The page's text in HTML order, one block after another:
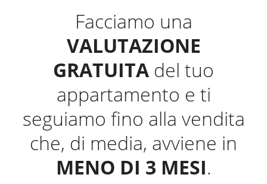
Facciamo una
VALUTAZIONE
GRATUITA del tuo
appartamento e ti
seguiamo fino alla vendita
che, di media, avviene in
MENO DI 3 MESI.